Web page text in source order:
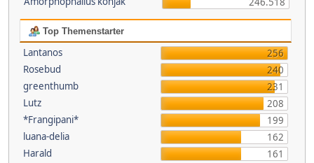
Top Themenstarter
Lantanos
256
Rosebud
240
greenthumb
231
Lutz
208
*Frangipani*
199
luana-delia
162
Harald
161